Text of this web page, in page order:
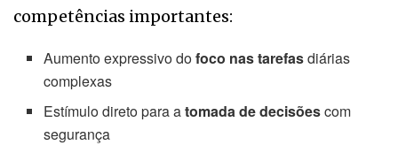
competências importantes:
Aumento expressivo dofoco nas tarefasdiárias
complexas
Estímulo direto para atomada de decisõescom
segurança